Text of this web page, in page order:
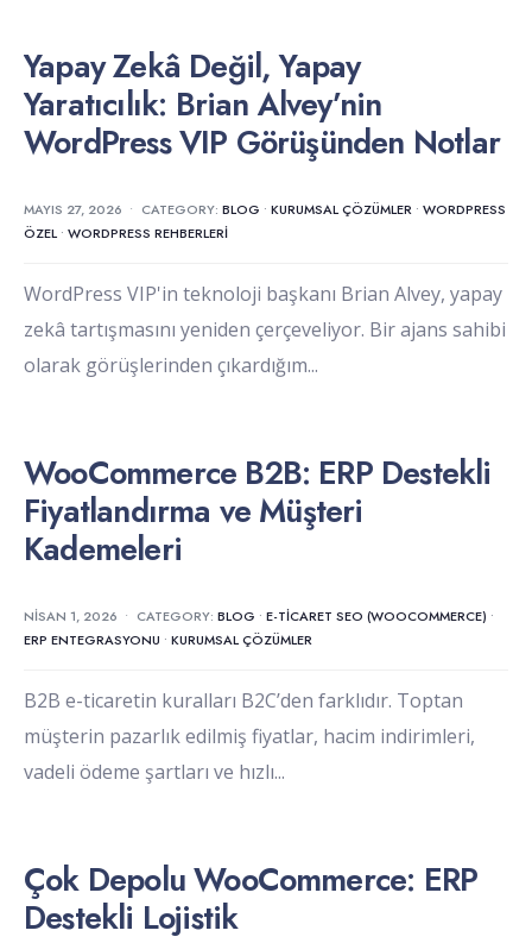
Yapay Zekâ Değil, Yapay
Yaratıcılık: Brian Alvey’nin
WordPress VIP Görüşünden Notlar
MAYIS 27, 2026 • CATEGORY: BLOG • KURUMSAL ÇÖZÜMLER • WORDPRESS
ÖZEL • WORDPRESS REHBERLERI
WordPress VIP'in teknoloji başkanı Brian Alvey, yapay
zekâ tartışmasını yeniden çerçeveliyor. Bir ajans sahibi
olarak görüşlerinden çıkardığım...
WooCommerce B2B: ERP Destekli
Fiyatlandırma ve Müşteri
Kademeleri
NISAN 1, 2026 • CATEGORY: BLOG • E-TICARET SEO (WOOCOMMERCE) •
ERP ENTEGRASYONU • KURUMSAL ÇÖZÜMLER
B2B e-ticaretin kuralları B2C’den farklıdır. Toptan
müşterin pazarlık edilmiş fiyatlar, hacim indirimleri,
vadeli ödeme şartları ve hızlı...
Çok Depolu WooCommerce: ERP
Destekli Lojistik